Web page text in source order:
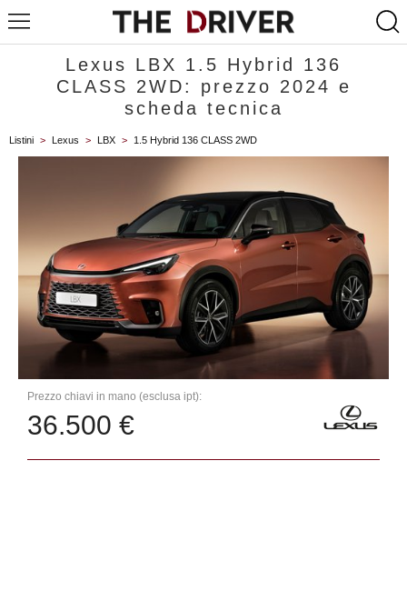
Lexus LBX 1.5 Hybrid 136
CLASS 2WD: prezzo 2024 e
scheda tecnica
Listini > Lexus > LBX > 1.5 Hybrid 136 CLASS 2WD
Prezzo chiavi in mano (esclusa ipt):
36.500 €